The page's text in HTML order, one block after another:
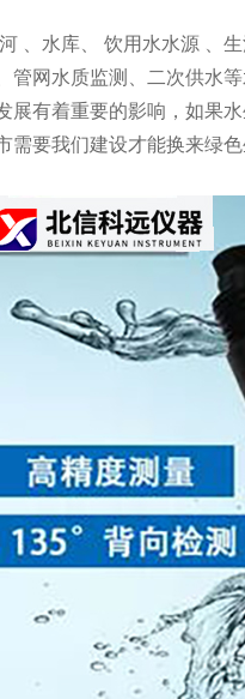
、水库、 饮用水水源
、
网水质监测、二次供水
有着重要的影响，如果
要我们建设才能换来绿